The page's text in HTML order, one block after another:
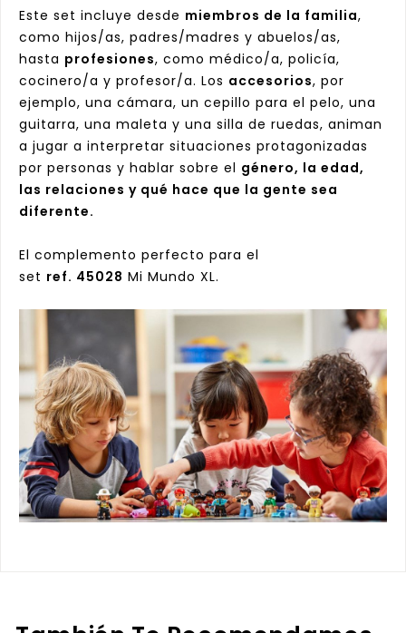
Este set incluye desde miembros de la familia,
como hijos/as, padres/madres y abuelos/as,
hasta profesiones, como médico/a, policía,
cocinero/a y profesor/a. Los accesorios, por
ejemplo, una cámara, un cepillo para el pelo, una
guitarra, una maleta y una silla de ruedas, animan
a jugar a interpretar situaciones protagonizadas
por personas y hablar sobre el género, la edad,
las relaciones y qué hace que la gente sea
diferente.
El complemento perfecto para el
set ref. 45028 Mi Mundo XL.